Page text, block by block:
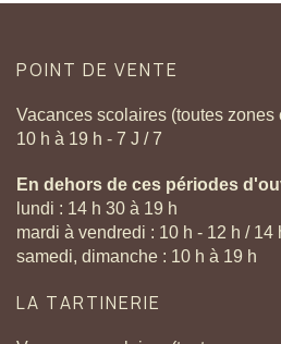
POINT DE VENTE
Vacances scolaires (toutes zones
10 h à 19 h - 7 J / 7
En dehors de ces périodes
lundi : 14 h 30 à 19 h
mardi à vendredi : 10 h - 12 h / 14
samedi, dimanche : 10 h à 19 h
LA TARTINERIE